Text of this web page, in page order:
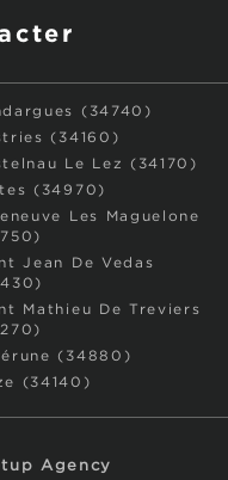
(34740)
(34160)
Le Lez (34170)
(34970)
Les Maguelone
Jean De Vedas
Mathieu De Treviers
(34880)
(34140)
Agency